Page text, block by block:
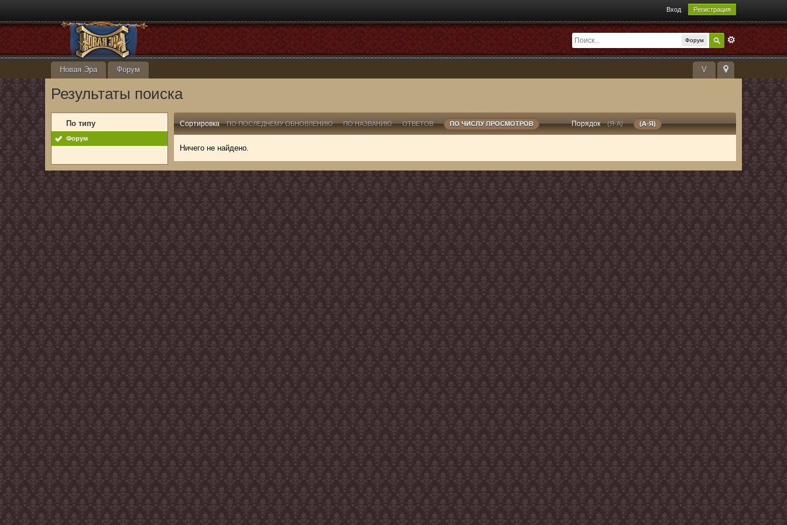
Вход Регистрация
Форум
V
Новая Эра Форум
Результаты поиска
По типу
Форум
Сортировка ПО ПОСЛЕДНЕМУ ОБНОВЛЕНИЮ ПО НАЗВАНИЮ ОТВЕТОВ ПО ЧИСЛУ ПРОСМОТРОВ Порядок (Я-А) (А-Я)
Ничего не найдено.